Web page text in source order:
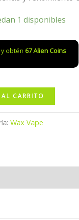
1 disponibles
obtén 67Alien Coins
CARRITO
Wax Vape